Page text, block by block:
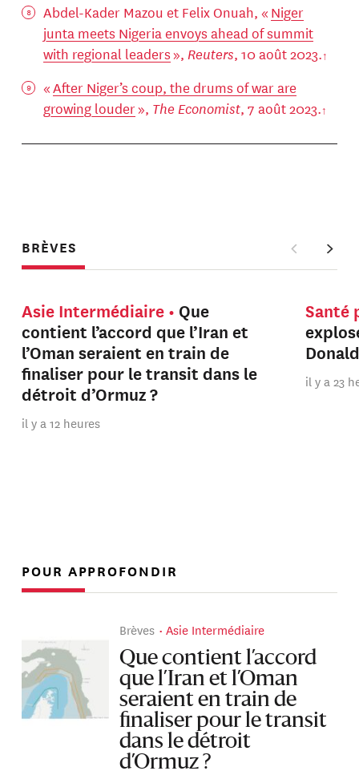
Abdel-Kader Mazou et Felix Onuah, « Niger
junta meets Nigeria envoys ahead of summit
with regional leaders», Reuters, 10 août 2023.
«After Niger’s coup, the drums of war are
growing louder», The Economist, 7 août 2023.
BRÈVES
Asie Intermédiaire
Que
contient l’accord que l’Iran et
l’Oman seraient en train de
finaliser pour le transit dans le
détroit d’Ormuz ?
il y a 12 heures
Santé
il y a 23
POUR APPROFONDIR
Brèves Asie Intermédiaire
Que contient l’accord
que l’Iran et l’Oman
seraient en train de
finaliser pour le transit
dans le détroit
d’Ormuz ?